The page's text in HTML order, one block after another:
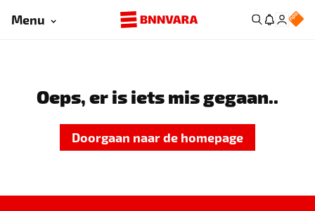
Menu
Oeps, er is iets mis gegaan..
Doorgaan naar de homepage